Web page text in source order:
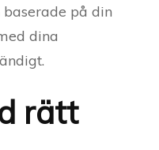
på din
dina
rätt